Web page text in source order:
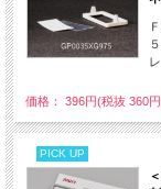
価格： 396円(税抜 360
PICK UP